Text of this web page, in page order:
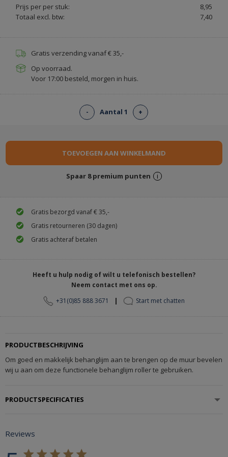
&
PURE.NL
Prijs per per stuk:
8,95
Totaal excl. btw:
7,40
Gratis verzending vanaf € 35,-
Op voorraad.
Voor 17:00 besteld, morgen in huis.
- Aantal 1 +
Spaar 8premium punten i
Gratis bezorgd vanaf € 35,-
Gratis retourneren (30 dagen)
Gratis achteraf betalen
Heeft u hulp nodig of wilt u telefonisch bestellen?
Neem contact met ons op.
+31(0)85 888 3671
| Start met chatten
PRODUCTBESCHRIJVING
Om goed en makkelijk behanglijm aan te brengen op de muur bevelen
wij u aan om deze functionele behanglijm roller te gebruiken.
PRODUCTSPECIFICATIES
Reviews
5 star rating